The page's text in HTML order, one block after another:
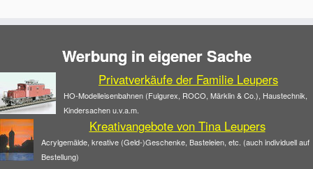
Werbung in eigener Sache
Privatverkäufe der Familie Leupers
HO-Modelleisenbahnen (Fulgurex, ROCO, Märklin & Co.), Haustechnik,
Kindersachen u.v.a.m.
Kreativangebote von Tina Leupers
Acrylgemälde, kreative (Geld-)Geschenke, Basteleien, etc. (auch individuell auf
Bestellung)